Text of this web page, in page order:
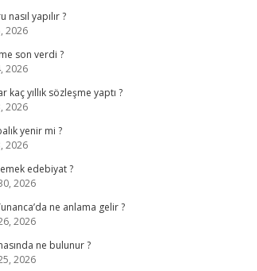
nasıl yapılır ?
2026
son verdi ?
2026
kaç yıllık sözleşme yaptı ?
2026
yenir mi ?
2026
edebiyat ?
2026
ne anlama gelir ?
2026
ne bulunur ?
2026